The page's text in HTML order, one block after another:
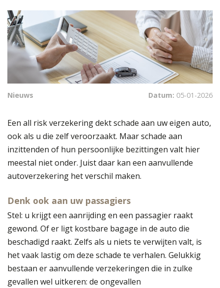
Nieuws Datum: 05-01-2026
Een all risk verzekering dekt schade aan uw eigen auto,
ook als u die zelf veroorzaakt. Maar schade aan
inzittenden of hun persoonlijke bezittingen valt hier
meestal niet onder. Juist daar kan een aanvullende
autoverzekering het verschil maken.
Denk ook aan uw passagiers
Stel: u krijgt een aanrijding en een passagier raakt
gewond. Of er ligt kostbare bagage in de auto die
beschadigd raakt. Zelfs als u niets te verwijten valt, is
het vaak lastig om deze schade te verhalen. Gelukkig
bestaan er aanvullende verzekeringen die in zulke
gevallen wel uitkeren: de ongevallen